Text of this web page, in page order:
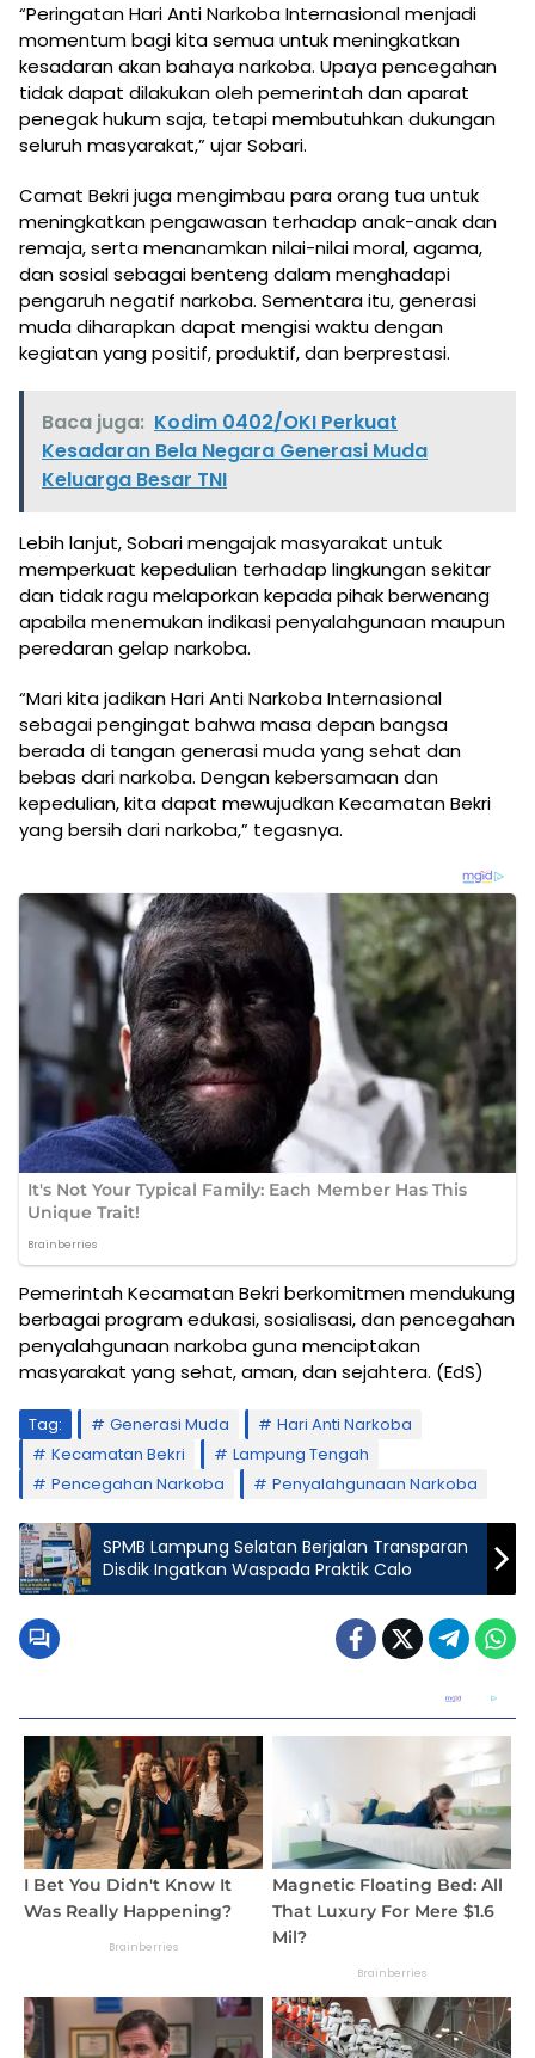
“Peringatan Hari Anti Narkoba Internasional menjadi
momentum bagi kita semua untuk meningkatkan
kesadaran akan bahaya narkoba. Upaya pencegahan
tidak dapat dilakukan oleh pemerintah dan aparat
penegak hukum saja, tetapi membutuhkan dukungan
seluruh masyarakat,” ujar Sobari.
Camat Bekri juga mengimbau para orang tua untuk
meningkatkan pengawasan terhadap anak-anak dan
remaja, serta menanamkan nilai-nilai moral, agama,
dan sosial sebagai benteng dalam menghadapi
pengaruh negatif narkoba. Sementara itu, generasi
muda diharapkan dapat mengisi waktu dengan
kegiatan yang positif, produktif, dan berprestasi.
Baca juga: Kodim 0402/OKI Perkuat
Kesadaran Bela Negara Generasi Muda
Keluarga Besar TNI
Lebih lanjut, Sobari mengajak masyarakat untuk
memperkuat kepedulian terhadap lingkungan sekitar
dan tidak ragu melaporkan kepada pihak berwenang
apabila menemukan indikasi penyalahgunaan maupun
peredaran gelap narkoba.
“Mari kita jadikan Hari Anti Narkoba Internasional
sebagai pengingat bahwa masa depan bangsa
berada di tangan generasi muda yang sehat dan
bebas dari narkoba. Dengan kebersamaan dan
kepedulian, kita dapat mewujudkan Kecamatan Bekri
yang bersih dari narkoba,” tegasnya.
Pemerintah Kecamatan Bekri berkomitmen mendukung
berbagai program edukasi, sosialisasi, dan pencegahan
penyalahgunaan narkoba guna menciptakan
masyarakat yang sehat, aman, dan sejahtera. (EdS)
Tag: Generasi Muda
Hari Anti Narkoba
Kecamatan Bekri
Lampung Tengah
Pencegahan Narkoba
Penyalahgunaan Narkoba
SPMB Lampung Selatan Berjalan Transparan
Disdik Ingatkan Waspada Praktik Calo